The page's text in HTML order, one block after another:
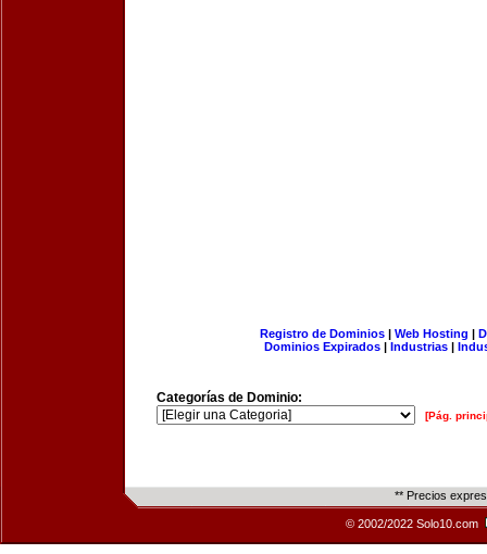
Registro de Dominios| Web Hosting |
Dominios Expirados | Industrias |
Categorías de Dominio:
[Pág.
** Precios
© 2002/2022 Solo10.com